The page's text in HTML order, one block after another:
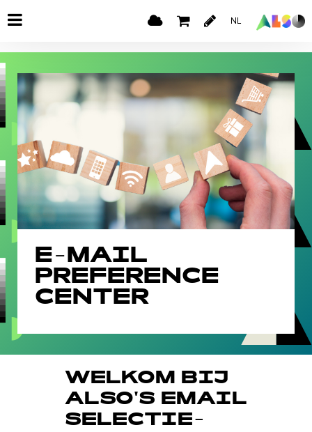
NL
E-MAIL
PREFERENCE
CENTER
WELKOM BIJ
ALSO'S EMAIL
SELECTIE-